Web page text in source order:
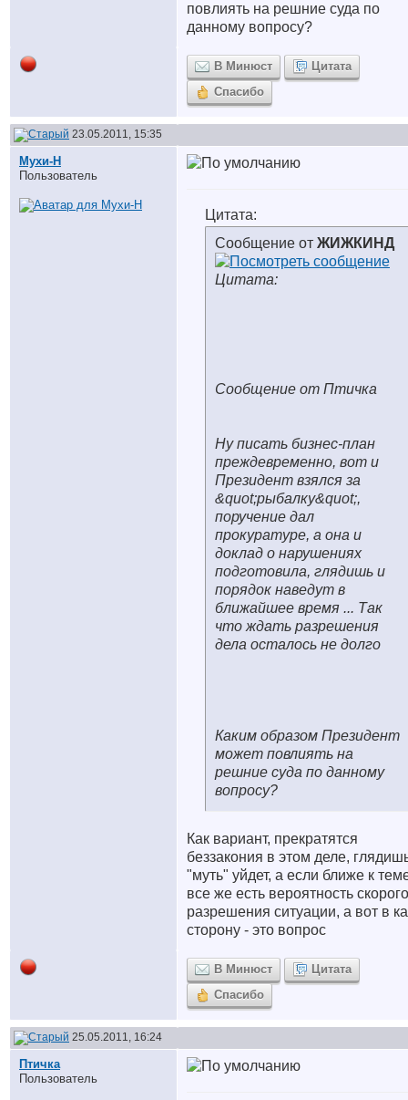
повлиять на решние суда по
данному вопросу?
В Минюст
Цитата
Спасибо
23.05.2011, 15:35
Мухи-Н
Пользователь
Цитата:
Сообщение от ЖИЖКИНД
Цитата:
Сообщение от Птичка
Ну писать бизнес-план
преждевременно, вот и
Президент взялся за
&quot;рыбалку&quot;,
поручение дал
прокуратуре, а она и
доклад о нарушениях
подготовила, глядишь и
порядок наведут в
ближайшее время ... Так
что ждать разрешения
дела осталось не долго
Каким образом Президент
может повлиять на
решние суда по данному
вопросу?
Как вариант, прекратятся
беззакония в этом деле,
"муть" уйдет, а если ближе к
все же есть вероятность скорого
разрешения ситуации, а вот в
сторону - это вопрос
В Минюст
Цитата
Спасибо
25.05.2011, 16:24
Птичка
Пользователь